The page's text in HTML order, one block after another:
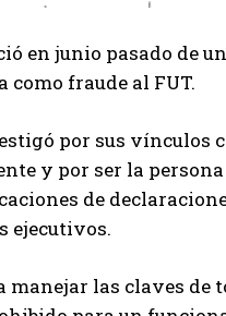
en junio pasado de
como fraude al FUT.
por sus vínculos
y por ser la
de
ejecutivos.
manejar las claves de